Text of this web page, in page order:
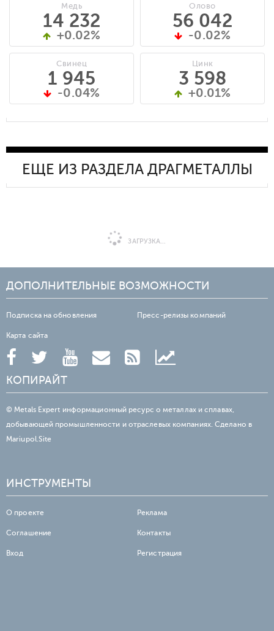
Медь
14 232
+0.02%
Свинец
1 945
-0.04%
Олово
56 042
-0.02%
Цинк
3 598
+0.01%
ЕЩЕ ИЗ РАЗДЕЛА ДРАГМЕТАЛЛЫ
ЗАГРУЗКА...
ДОПОЛНИТЕЛЬНЫЕ ВОЗМОЖНОСТИ
Подписка на обновления Пресс-релизы компаний
Карта сайта
КОПИРАЙТ
© Metals Expert информационный ресурс о металлах и сплавах,
добывающей промышленности и отраслевых компаниях. Сделано в
Mariupol.Site
ИНСТРУМЕНТЫ
О проекте Реклама
Соглашение Контакты
Вход Регистрация